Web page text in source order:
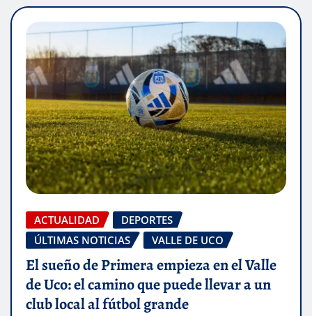
ACTUALIDAD
DEPORTES
ÚLTIMAS NOTICIAS
VALLE DE UCO
El sueño de Primera empieza en el Valle
de Uco: el camino que puede llevar a un
club local al fútbol grande